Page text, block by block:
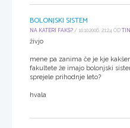
BOLONJSKI SISTEM
NA KATERI FAKS? / 10.10.2006, 21:24 OD
živjo
mene pa zanima če je kje
fakultete že imajo bolonjski
sprejele prihodnje leto?
hvala